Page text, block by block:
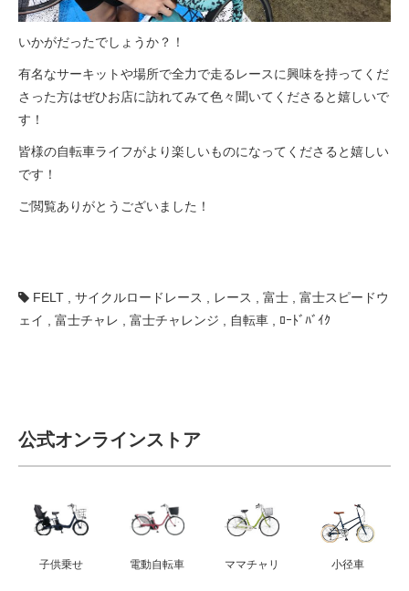
いかがだったでしょうか？！
有名なサーキットや場所で全力で走るレースに興味を持ってくだ
さった方はぜひお店に訪れてみて色々聞いてくださると嬉しいで
す！
皆様の自転車ライフがより楽しいものになってくださると嬉しい
です！
ご閲覧ありがとうございました！
FELT サイクルロードレース レース 富士
富士スピードウ
ェイ
富士チャレ 富士チャレンジ 自転車 ﾛｰﾄﾞﾊﾞｲｸ
公式オンラインストア
子供乗せ 電動自転車 ママチャリ 小径車